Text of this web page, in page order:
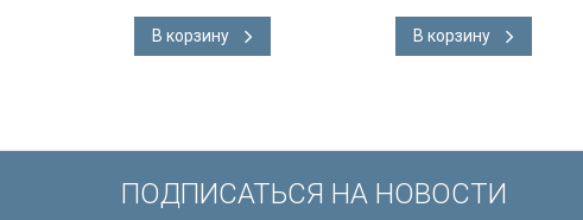
В корзину В корзину
ПОДПИСАТЬСЯ НА НОВОСТИ